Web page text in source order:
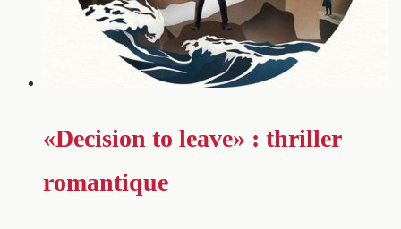
«Decision to leave» : thriller
romantique